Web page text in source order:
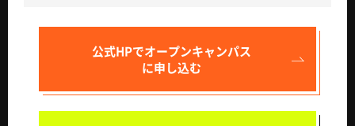
公式HPでオープンキャンパス
に申し込む